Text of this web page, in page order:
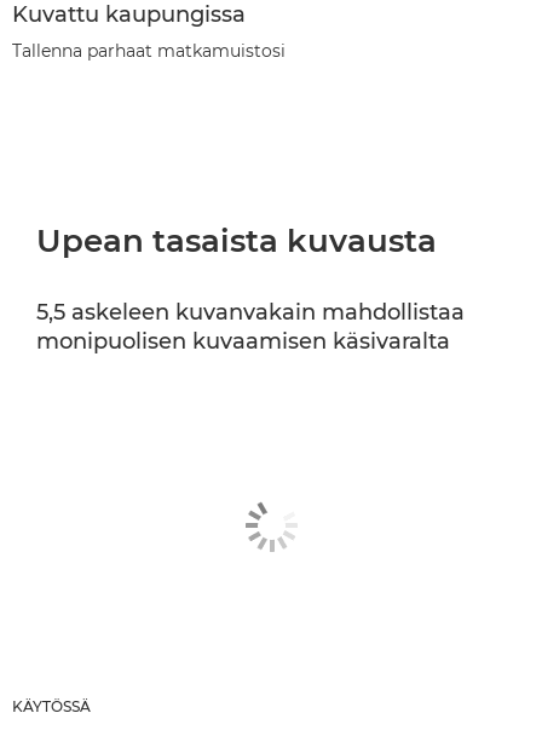
Kuvattu kaupungissa
Tallenna parhaat matkamuistosi
Upean tasaista kuvausta
5,5 askeleen kuvanvakain mahdollistaa
monipuolisen kuvaamisen käsivaralta
KÄYTÖSSÄ